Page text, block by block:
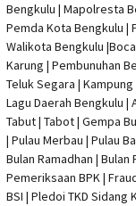
Bengkulu | Mapolresta
Pemda Kota Bengkulu |
Walikota Bengkulu |
Karung | Pembunuhan
Teluk Segara |
Lagu Daerah Bengkulu
Tabut | Tabot | Gempa
| Pulau Merbau | Pulau
Bulan Ramadhan | Bulan
Pemeriksaan BPK |
BSI | Pledoi TKD Sidang